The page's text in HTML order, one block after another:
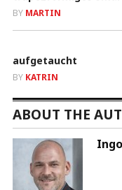
BY MARTIN
aufgetaucht
BY KATRIN
ABOUT THE